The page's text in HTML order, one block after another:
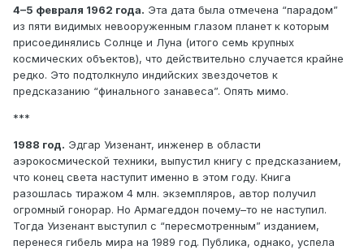
4–5 февраля 1962 года. Эта дата была отмечена “парадом”
из пяти видимых невооруженным глазом планет к которым
присоединялись Солнце и Луна (итого семь крупных
космических объектов), что действительно случается крайне
редко. Это подтолкнуло индийских звездочетов к
предсказанию “финального занавеса”. Опять мимо.
***
1988 год. Эдгар Уизенант, инженер в области
аэрокосмической техники, выпустил книгу с предсказанием,
что конец света наступит именно в этом году. Книга
разошлась тиражом 4 млн. экземпляров, автор получил
огромный гонорар. Но Армагеддон почему–то не наступил.
Тогда Уизенант выступил с “пересмотренным” изданием,
перенеся гибель мира на 1989 год. Публика, однако, успела